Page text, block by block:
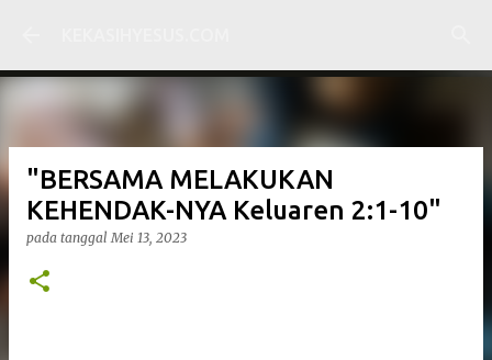
"BERSAMA MELAKUKAN
KEHENDAK-NYA Keluaren 2:1-10"
pada tanggalMei 13, 2023